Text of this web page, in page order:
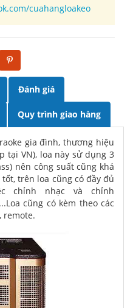
cuahangloakeo
Đánh giá
Quy trình giao hàng
gia đình, thương hiệu
tại VN), loa này sử dụng 3
nên công suất cũng khá
trên loa cũng có đầy đủ
chỉnh nhạc và chỉnh
cũng có kèm theo các
remote.